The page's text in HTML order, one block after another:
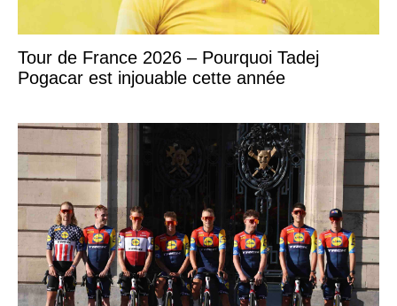
Tour de France 2026 – Pourquoi Tadej
Pogacar est injouable cette année